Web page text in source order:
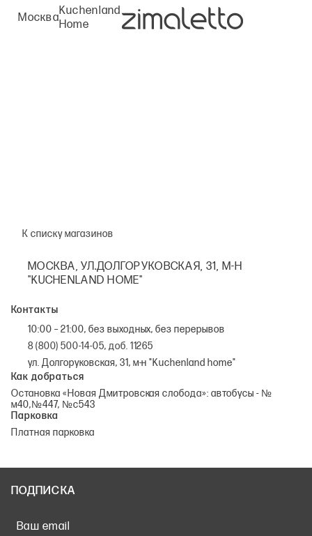
Москва
Kuchenland
Home
К списку магазинов
МОСКВА, УЛ.ДОЛГОРУКОВСКАЯ, 31, М-Н
"KUCHENLAND HOME"
Контакты
10:00 – 21:00, без выходных, без перерывов
8 (800) 500-14-05, доб. 11265
ул. Долгоруковская, 31, м-н "Kuchenland home"
Как добраться
Остановка «Новая Дмитровская слобода»: автобусы - №
м40,№447, №с543
Парковка
Платная парковка
ПОДПИСКА
Ваш email